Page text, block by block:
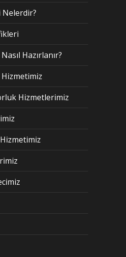
Hazırlanır?
Hizmetlerimiz